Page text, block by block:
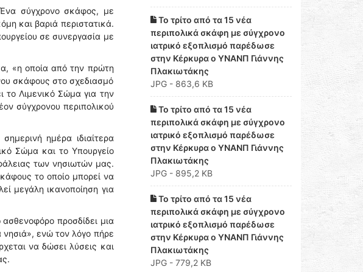
σύγχρονο σκάφος, με
και βαριά περιστατικά.
σε συνεργασία με
«η οποία από την πρώτη
σκάφους στο σχεδιασμό
το Λιμενικό Σώμα για την
σύγχρονου περιπολικού
ημέρα ιδιαίτερα
Σώμα και το Υπουργείο
των νησιωτών μας.
το οποίο μπορεί να
μεγάλη ικανοποίηση για
προσδίδει μια
νησιά», ενώ τον λόγο πήρε
να δώσει λύσεις και
Το τρίτο από τα 15 νέα
περιπολικά σκάφη με σύγχρονο
ιατρικό εξοπλισμό παρέδωσε
στην Κέρκυρα ο ΥΝΑΝΠ Γιάννης
Πλακιωτάκης
JPG - 863,6 KB
Το τρίτο από τα 15 νέα
περιπολικά σκάφη με σύγχρονο
ιατρικό εξοπλισμό παρέδωσε
στην Κέρκυρα ο ΥΝΑΝΠ Γιάννης
Πλακιωτάκης
JPG - 895,2 KB
Το τρίτο από τα 15 νέα
περιπολικά σκάφη με σύγχρονο
ιατρικό εξοπλισμό παρέδωσε
στην Κέρκυρα ο ΥΝΑΝΠ Γιάννης
Πλακιωτάκης
JPG - 779,2 KB